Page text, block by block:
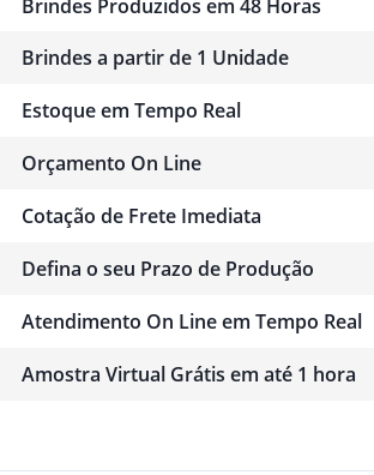
Brindes Produzidos em 48 Horas
Brindes a partir de 1 Unidade
Estoque em Tempo Real
Orçamento On Line
Cotação de Frete Imediata
Defina o seu Prazo de Produção
Atendimento On Line em Tempo Real
Amostra Virtual Grátis em até 1 hora